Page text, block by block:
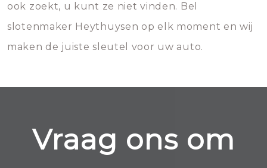
ook zoekt, u kunt ze niet vinden. Bel
slotenmaker Heythuysen op elk moment en wij
maken de juiste sleutel voor uw auto.
Vraag ons om